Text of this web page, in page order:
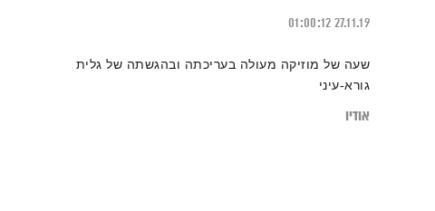
27.11.19
01:00:12
שעה של מוזיקה מעולה בעריכתה ובהגשתה של גלית
גורא-עיני
אודיו